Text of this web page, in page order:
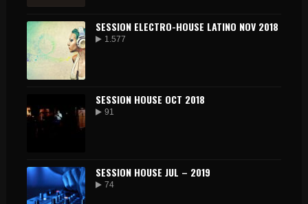
SESSION ELECTRO-HOUSE LATINO NOV 2018
1.577
SESSION HOUSE OCT 2018
91
SESSION HOUSE JUL – 2019
74